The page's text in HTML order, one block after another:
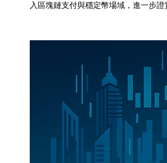
入區塊鏈支付與穩定幣場域，進一步